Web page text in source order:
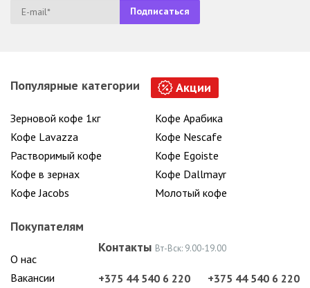
Популярные категории Акции
Зерновой кофе 1кг
Кофе Арабика
Кофе Lavazza
Кофе Nescafe
Растворимый кофе
Кофе Egoiste
Кофе в зернах
Кофе Dallmayr
Кофе Jacobs
Молотый кофе
Покупателям
О нас
Вакансии
Контакты Вт-Вск: 9.00-19.00
+375 44 540 6 220
+375 44 540 6 220